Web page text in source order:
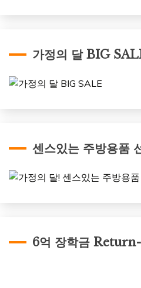
가정의 달 BIG
센스있는 주방용품
6억 장학금